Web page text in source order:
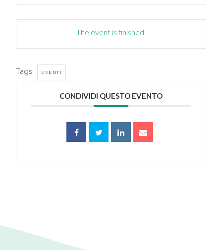
The event is finished.
Tags: EVENTI
CONDIVIDI QUESTO EVENTO